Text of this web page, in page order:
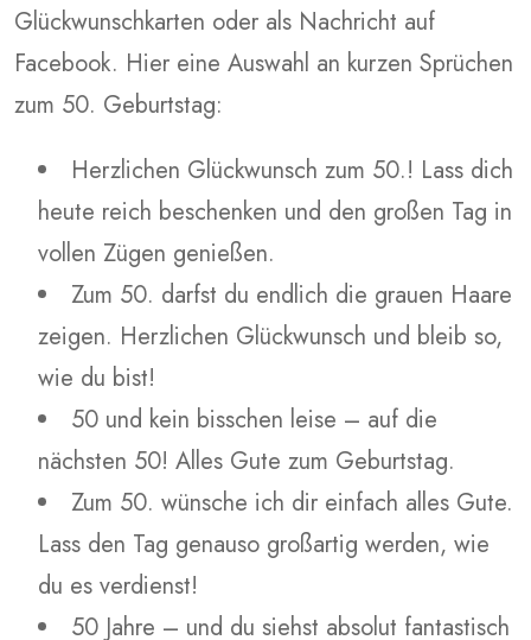
Glückwunschkarten oder als Nachricht auf
Facebook. Hier eine Auswahl an kurzen Sprüchen
zum 50. Geburtstag:
Herzlichen Glückwunsch zum 50.! Lass dich
heute reich beschenken und den großen Tag in
vollen Zügen genießen.
Zum 50. darfst du endlich die grauen Haare
zeigen. Herzlichen Glückwunsch und bleib so,
wie du bist!
50 und kein bisschen leise – auf die
nächsten 50! Alles Gute zum Geburtstag.
Zum 50. wünsche ich dir einfach alles Gute.
Lass den Tag genauso großartig werden, wie
du es verdienst!
50 Jahre – und du siehst absolut fantastisch